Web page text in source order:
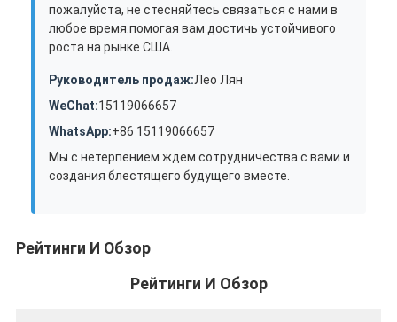
пожалуйста, не стесняйтесь связаться с нами в
любое время.помогая вам достичь устойчивого
роста на рынке США.
Руководитель продаж:Лео Лян
WeChat:15119066657
WhatsApp:+86 15119066657
Мы с нетерпением ждем сотрудничества с вами и
создания блестящего будущего вместе.
Рейтинги И Обзор
Рейтинги И Обзор